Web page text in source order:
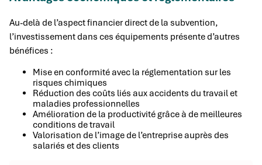
Au-delà de l’aspect financier direct de la subvention,
l’investissement dans ces équipements présente d’autres
bénéfices :
Mise en conformité avec la réglementation sur les
risques chimiques
Réduction des coûts liés aux accidents du travail et
maladies professionnelles
Amélioration de la productivité grâce à de meilleures
conditions de travail
Valorisation de l’image de l’entreprise auprès des
salariés et des clients